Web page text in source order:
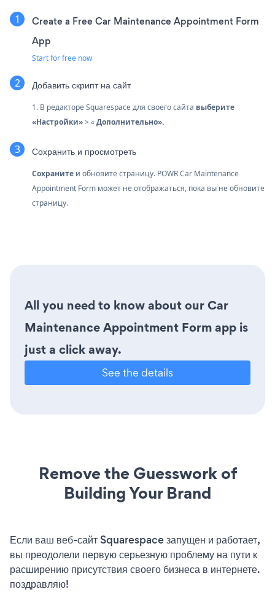
Create a Free Car Maintenance Appointment Form
App
Start for free now
Добавить скрипт на сайт
1. В редакторе Squarespace для своего сайта выберите
«Настройки»> «Дополнительно».
Сохранить и просмотреть
Сохраните и обновите страницу. POWR Car Maintenance
Appointment Form может не отображаться, пока вы не обновите
страницу.
All you need to know about our Car
Maintenance Appointment Form app is
just a click away.
See the details
Remove the Guesswork of
Building Your Brand
Если ваш веб-сайт Squarespace запущен и работает,
вы преодолели первую серьезную проблему на пути к
расширению присутствия своего бизнеса в интернете.
поздравляю!